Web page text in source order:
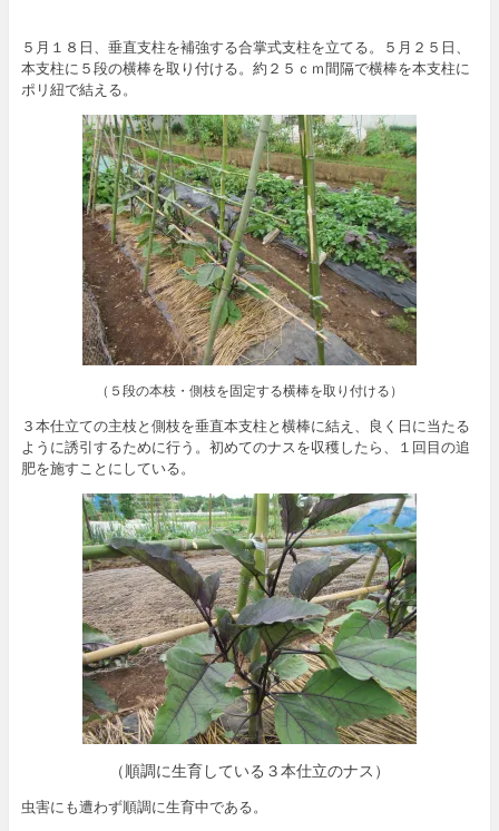
５月１８日、垂直支柱を補強する合掌式支柱を立てる。５月２５日、
本支柱に５段の横棒を取り付ける。約２５ｃｍ間隔で横棒を本支柱に
ポリ紐で結える。
（５段の本枝・側枝を固定する横棒を取り付ける）
３本仕立ての主枝と側枝を垂直本支柱と横棒に結え、良く日に当たる
ように誘引するために行う。初めてのナスを収穫したら、１回目の追
肥を施すことにしている。
（順調に生育している３本仕立のナス）
虫害にも遭わず順調に生育中である。